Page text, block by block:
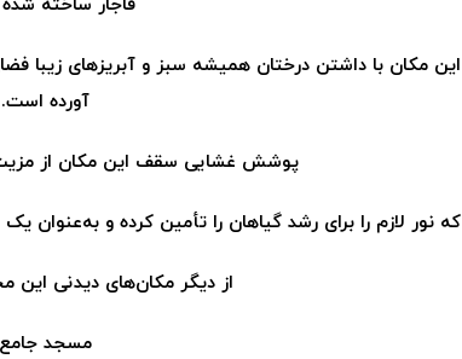
قاجار ساخته
این مکان با داشتن درختان همیشه سبز و آبریزهای زیبا
آورده است.
پوشش غشایی سقف این مکان از
که نور لازم را برای رشد گیاهان را تأمین کرده و به‌عنوان
از دیگر مکان‌های دیدنی این
مسجد جامع